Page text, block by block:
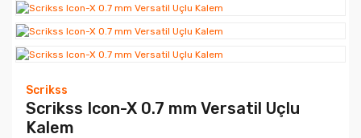
Scrikss
Scrikss Icon-X 0.7 mm Versatil Uçlu
Kalem